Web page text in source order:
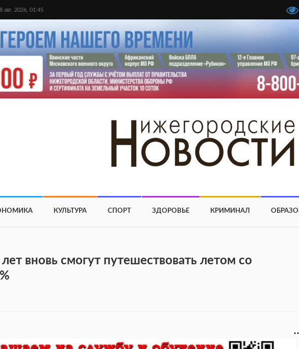
авг. 2026, 01:45
КУЛЬТУРА СПОРТ ЗДОРОВЬЕ КРИМИНАЛ
вновь смогут путешествовать летом со